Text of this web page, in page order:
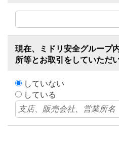
現在、ミドリ安全グループ
所等とお取引をしていただ
していない
している